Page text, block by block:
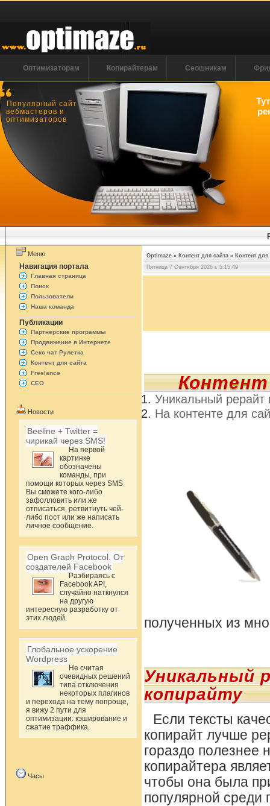
Оптимизаторам Копирайтерам Сеошникам
Популярный сайт
вебмастеров и
оптимизаторов
Меню
Навигация портала
Главная страница
Поиск
Пользователи
Наша команда
Публикации
Партнерские программы
Продвижение в Интернете
Секс чат Рулетка
Контент для сайта
Freelance
СЕО
Новости
Beeline + Twitter =
чирикай через SMS!
На первой
картинке
обозначены
команды, при
помощи которых через SMS
Вы сможете кого-либо
зафолловить или же
отписаться, ретвитнуть чей-
либо пост или же написать
личное сообщение.
Open Graph Protocol. От
создателей Facebook
Разбираясь с
Facebook API,
случайно наткнулся
на другую
интересную разработку от
этих людей.
Глобальное ускорение
Wordpress
Не считая
очевидных решений
типа отключения
некоторых плагинов
и перехода на тему попроще,
я вижу 2 пути для
оптимизации: кэширование и
сжатие траффика.
Часы
Optimaze » Контент для сайта » Контент
Пятница 7 Сентября 2026 г. 5:15:50
Контент
Уникальный рерайт
На контенте для
полученных из
Уникальный
копирайту
Если тексты
копирайт лучше
гораздо полезнее
копирайтера
чтобы она была
популярной среди